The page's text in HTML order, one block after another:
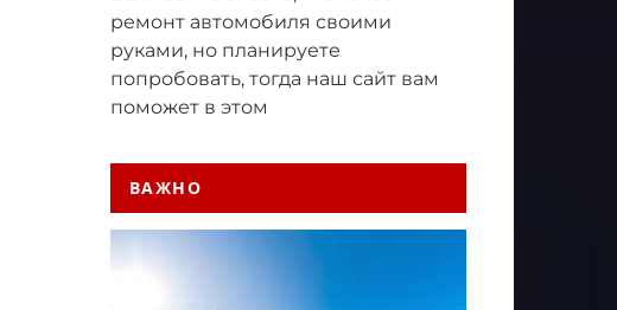
ремонт автомобиля своими
руками, но планируете
попробовать, тогда наш сайт вам
поможет в этом
ВАЖНО